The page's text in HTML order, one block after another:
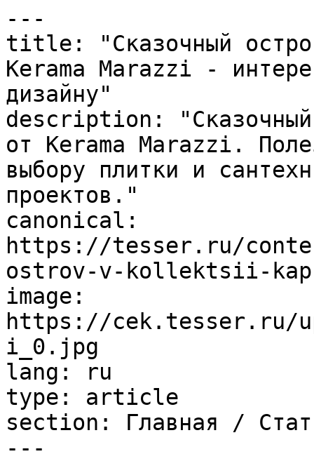
---
title: "Сказочный
Kerama Marazzi -
дизайну"
description: "Сказочный
от Kerama Marazzi.
выбору плитки и
проектов."
canonical:
https://tesser.ru/
ostrov-v-kollektsii-
image:
https://cek.tesser.ru/
i_0.jpg
lang: ru
type: article
section: Главная /
---